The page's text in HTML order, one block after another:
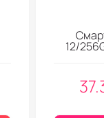
12/